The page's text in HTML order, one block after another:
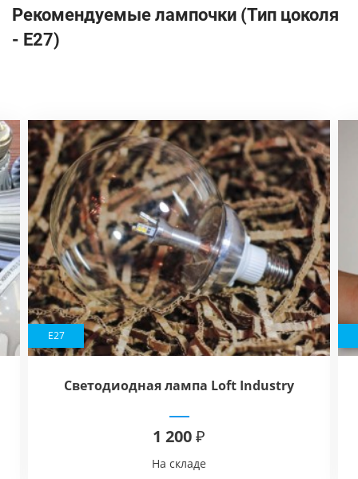
Рекомендуемые лампочки (Тип цоколя
- Е27)
Е27
Светодиодная лампа Loft Industry
1 200 ₽
На складе